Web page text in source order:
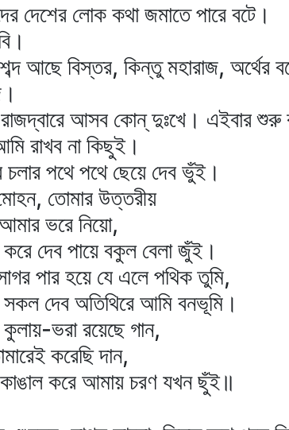
দেশের লোক কথা জমাতে পারে বটে।
আছে বিস্তর, কিন্তু মহারাজ, অর্থের
আসব কোন্‌ দুঃখে। এইবার
রাখব না কিছুই।
চলার পথে পথে ছেয়ে দেব ভুঁই।
তোমার উত্তরীয়
ভরে নিয়ো,
দেব পায়ে বকুল বেলা জুঁই।
পার হয়ে যে এলে পথিক তুমি,
দেব অতিথিরে আমি বনভূমি।
ভরা রয়েছে গান,
করেছি দান,
কাঙাল করে আমায় চরণ যখন ছুঁই॥